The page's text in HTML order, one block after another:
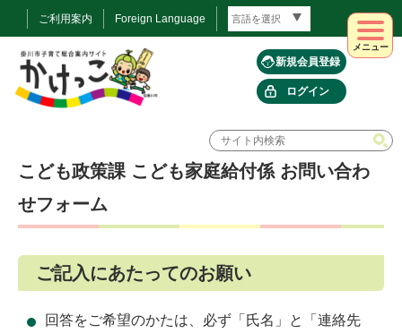
ご利用案内 Foreign Language
新規会員登録
ログイン
メニュー
こども政策課 こども家庭給付係 お問い合わ
せフォーム
ご記入にあたってのお願い
回答をご希望のかたは、必ず「氏名」と「連絡先